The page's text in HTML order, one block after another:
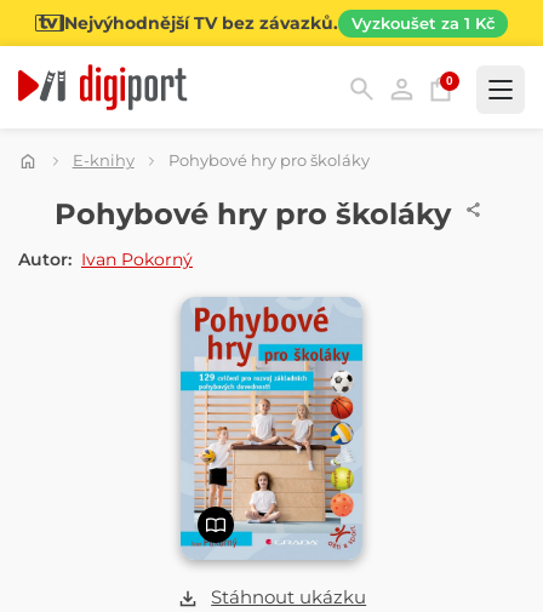
Nejvýhodnější TV bez závazků. Vyzkoušet za 1 Kč
0
Kategorie
E-knihy Pohybové hry pro školáky
Stáhnout ukázku
E-KNIHAPohybové hry pro školáky
Autor: Ivan Pokorný